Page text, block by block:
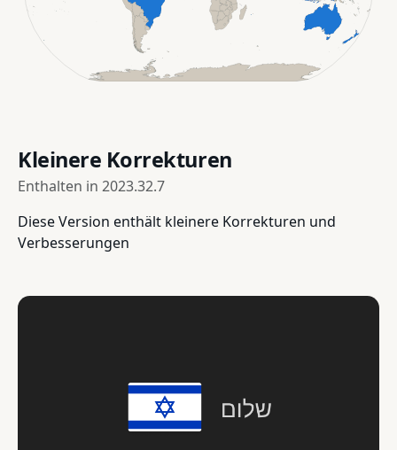
Kleinere Korrekturen
Enthalten in 2023.32.7
Diese Version enthält kleinere Korrekturen und
Verbesserungen